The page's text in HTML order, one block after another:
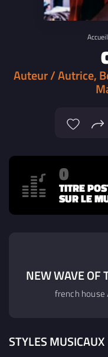
Accueil
Auteur / Autrice,
0
TITRE
SUR LE
NEW WAVE
french house
STYLES MUSICAUX